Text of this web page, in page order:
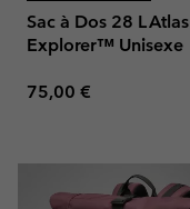
Sac à Dos 28 L Atlas
Explorer™ Unisexe
Regular price:
75,00 €